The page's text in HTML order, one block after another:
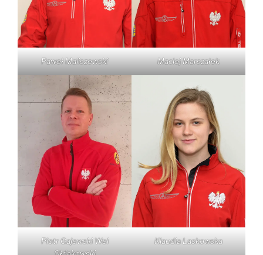
Paweł Maliszewski Maciej Marszałek
Piotr Gajewski Wel
Ołdakowski
Klaudia Laskowska